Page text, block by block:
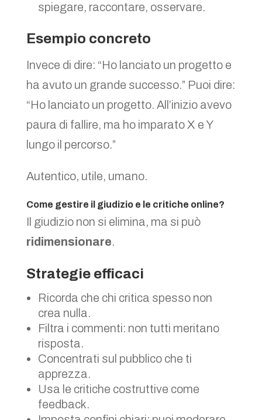
spiegare, raccontare, osservare.
Esempio concreto
Invece di dire: “Ho lanciato un progetto e
ha avuto un grande successo.” Puoi dire:
“Ho lanciato un progetto. All’inizio avevo
paura di fallire, ma ho imparato X e Y
lungo il percorso.”
Autentico, utile, umano.
Come gestire il giudizio e le critiche online?
Il giudizio non si elimina, ma si può
ridimensionare.
Strategie efficaci
Ricorda che chi critica spesso non
crea nulla.
Filtra i commenti: non tutti meritano
risposta.
Concentrati sul pubblico che ti
apprezza.
Usa le critiche costruttive come
feedback.